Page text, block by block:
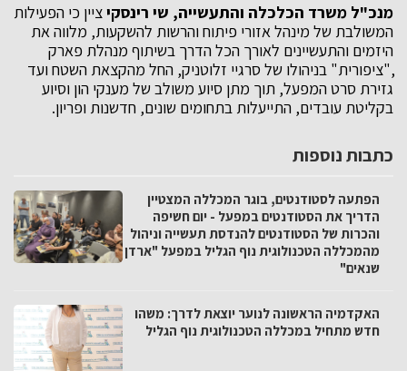
מנכ"ל משרד הכלכלה והתעשייה, שי רינסקיציין כי הפעילות
המשולבת של מינהל אזורי פיתוח והרשות להשקעות, מלווה את
היזמים והתעשיינים לאורך הכל הדרך בשיתוף מנהלת פארק
,"ציפורית" בניהולו של סרגיי זלוטניק, החל מהקצאת השטח ועד
גזירת סרט המפעל, תוך מתן סיוע משולב של מענקי הון וסיוע
בקליטת עובדים, התייעלות בתחומים שונים, חדשנות ופריון.
כתבות נוספות
הפתעה לסטודנטים, בוגר המכללה המצטיין
הדריך את הסטודנטים במפעל - יום חשיפה
והכרות של הסטודנטים להנדסת תעשייה וניהול
מהמכללה הטכנולוגית נוף הגליל במפעל "ארדן
שנאים"
האקדמיה הראשונה לנוער יוצאת לדרך: משהו
חדש מתחיל במכללה הטכנולוגית נוף הגליל